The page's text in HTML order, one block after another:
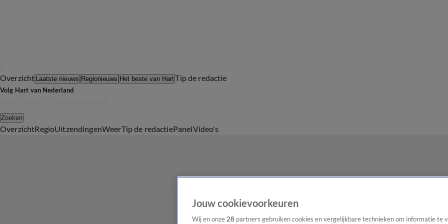
Overzicht Laatste nieuws Regionieuws Het beste van HartTip de redactie
Volg Hart van Nederland
Zoeken
OverzichtRegioUitzendingenWeerTip de redactiePanelVideo's
Jouw cookievoorkeuren
Wij en onze 28 partners gebruiken cookies en vergelijkbare technieken om informatie te